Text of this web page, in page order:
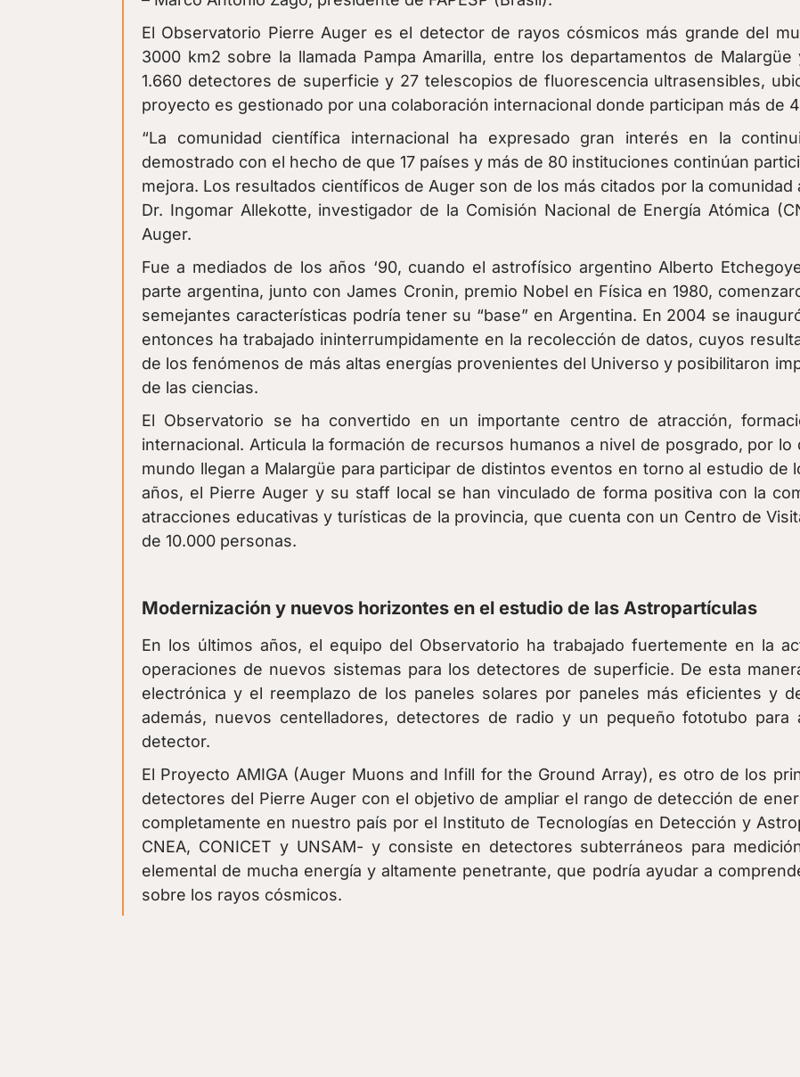
El Observatorio Pierre Auger es el detector de rayos cósmicos más grande del
3000 km2 sobre la llamada Pampa Amarilla, entre los departamentos de
1.660 detectores de superficie y 27 telescopios de fluorescencia ultrasensibles,
proyecto es gestionado por una colaboración internacional donde participan más de
“La comunidad científica internacional ha expresado gran interés en la
demostrado con el hecho de que 17 países y más de 80 instituciones continúan
mejora. Los resultados científicos de Auger son de los más citados por la
Dr. Ingomar Allekotte, investigador de la Comisión Nacional de Energía Atómica
Auger.
Fue a mediados de los años ‘90, cuando el astrofísico argentino Alberto
parte argentina, junto con James Cronin, premio Nobel en Física en 1980,
semejantes características podría tener su “base” en Argentina. En 2004 se
entonces ha trabajado ininterrumpidamente en la recolección de datos, cuyos
de los fenómenos de más altas energías provenientes del Universo y posibilitaron
de las ciencias.
El Observatorio se ha convertido en un importante centro de atracción,
internacional. Articula la formación de recursos humanos a nivel de posgrado, por
mundo llegan a Malargüe para participar de distintos eventos en torno al estudio de
años, el Pierre Auger y su staff local se han vinculado de forma positiva con la
atracciones educativas y turísticas de la provincia, que cuenta con un Centro de
de 10.000 personas.
Modernización y nuevos horizontes en el estudio de las Astropartículas
En los últimos años, el equipo del Observatorio ha trabajado fuertemente en la
operaciones de nuevos sistemas para los detectores de superficie. De esta
electrónica y el reemplazo de los paneles solares por paneles más eficientes y
además, nuevos centelladores, detectores de radio y un pequeño fototubo para
detector.
El Proyecto AMIGA (Auger Muons and Infill for the Ground Array), es otro de los
detectores del Pierre Auger con el objetivo de ampliar el rango de detección de
completamente en nuestro país por el Instituto de Tecnologías en Detección y
CNEA, CONICET y UNSAM- y consiste en detectores subterráneos para
elemental de mucha energía y altamente penetrante, que podría ayudar a
sobre los rayos cósmicos.